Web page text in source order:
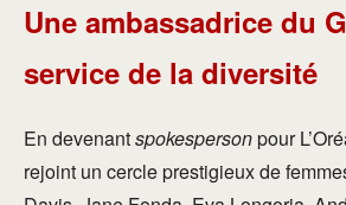
Une ambassadrice du
service de la diversité
En devenantspokespersonpour
rejoint un cercle prestigieux de